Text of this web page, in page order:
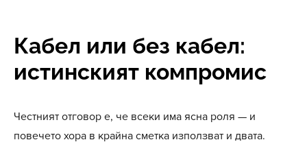
Кабел или без кабел:
истинският компромис
Честният отговор е, че всеки има ясна роля — и
повечето хора в крайна сметка използват и двата.